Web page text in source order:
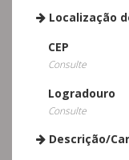
Localização
CEP
Consulte
Logradouro
Consulte
Descrição/